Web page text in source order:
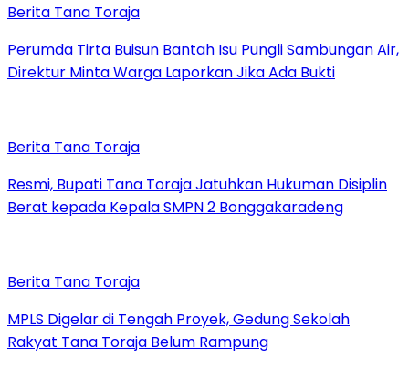
Berita Tana Toraja
Perumda Tirta Buisun Bantah Isu Pungli Sambungan Air,
Direktur Minta Warga Laporkan Jika Ada Bukti
Berita Tana Toraja
Resmi, Bupati Tana Toraja Jatuhkan Hukuman Disiplin
Berat kepada Kepala SMPN 2 Bonggakaradeng
Berita Tana Toraja
MPLS Digelar di Tengah Proyek, Gedung Sekolah
Rakyat Tana Toraja Belum Rampung